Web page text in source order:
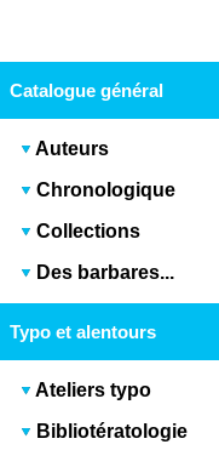
Catalogue général
Auteurs
Chronologique
Collections
Des barbares...
Typo et alentours
Ateliers typo
Bibliotératologie